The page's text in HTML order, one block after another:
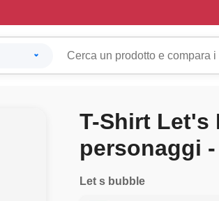
T-Shirt Let's
personaggi
Let s bubble